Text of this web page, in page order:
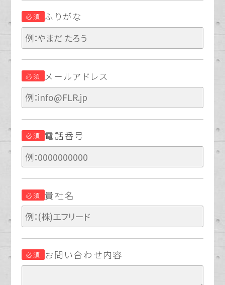
必須 ふりがな
必須 メールアドレス
必須 電話番号
必須 貴社名
必須 お問い合わせ内容